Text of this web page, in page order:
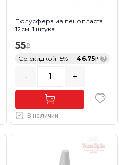
Полусфера из пенопласта
12см, 1 штука
55
Со скидкой 15% — 46.75 ?
- +
В наличии